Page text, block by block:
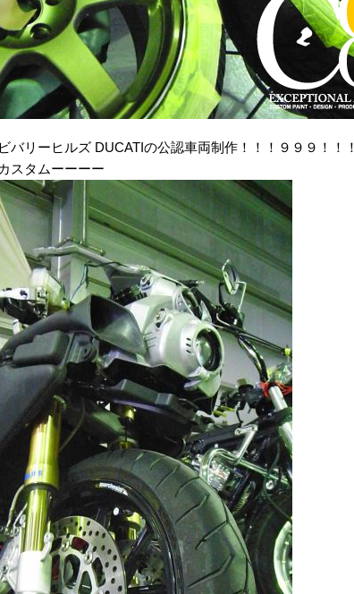
バリーヒルズ DUCATIの公認車両制作！！！９９９！！！
スタムーーーー